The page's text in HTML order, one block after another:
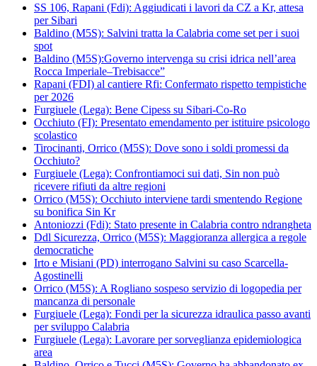
SS 106, Rapani (Fdi): Aggiudicati i lavori da CZ a Kr, attesa
per Sibari
Baldino (M5S): Salvini tratta la Calabria come set per i suoi
spot
Baldino (M5S):Governo intervenga su crisi idrica nell’area
Rocca Imperiale–Trebisacce”
Rapani (FDI) al cantiere Rfi: Confermato rispetto tempistiche
per 2026
Furgiuele (Lega): Bene Cipess su Sibari-Co-Ro
Occhiuto (FI): Presentato emendamento per istituire psicologo
scolastico
Tirocinanti, Orrico (M5S): Dove sono i soldi promessi da
Occhiuto?
Furgiuele (Lega): Confrontiamoci sui dati, Sin non può
ricevere rifiuti da altre regioni
Orrico (M5S): Occhiuto interviene tardi smentendo Regione
su bonifica Sin Kr
Antoniozzi (Fdi): Stato presente in Calabria contro ndrangheta
Ddl Sicurezza, Orrico (M5S): Maggioranza allergica a regole
democratiche
Irto e Misiani (PD) interrogano Salvini su caso Scarcella-
Agostinelli
Orrico (M5S): A Rogliano sospeso servizio di logopedia per
mancanza di personale
Furgiuele (Lega): Fondi per la sicurezza idraulica passo avanti
per sviluppo Calabria
Furgiuele (Lega): Lavorare per sorveglianza epidemiologica
area